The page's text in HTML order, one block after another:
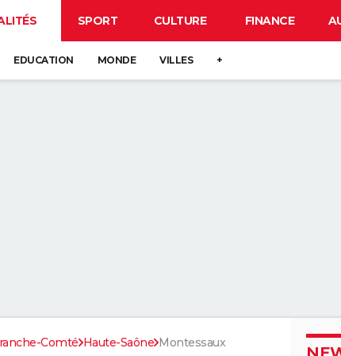
SPORT CULTURE FINANCE
EDUCATION MONDE VILLES +
Comté Haute-Saône Montessaux